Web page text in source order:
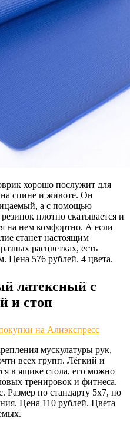
хорошо послужит для
спине и животе. Он
а с помощью
плотно скатывается и
на нем комфортно. А если
станет настоящим
расцветках, есть
Цена 576 рублей. 4 цвета.
латексный с
и стоп
мускулатуры рук,
всех групп. Лёгкий и
в ящике стола, его можно
тренировок и фитнеса.
Размер по стандарту 5х7, но
Цена 110 рублей. Цвета